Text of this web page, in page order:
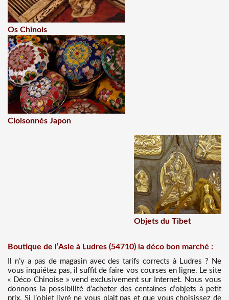
Os Chinois
Cloisonnés Japon
Objets du Tibet
Boutique de l’Asie à Ludres (54710) la déco bon marché :
Il n’y a pas de magasin avec des tarifs corrects à Ludres ? Ne
vous inquiétez pas, il suffit de faire vos courses en ligne. Le site
« Déco Chinoise » vend exclusivement sur Internet. Nous vous
donnons la possibilité d’acheter des centaines d’objets à petit
prix. Si l’objet livré ne vous plait pas et que vous choisissez de